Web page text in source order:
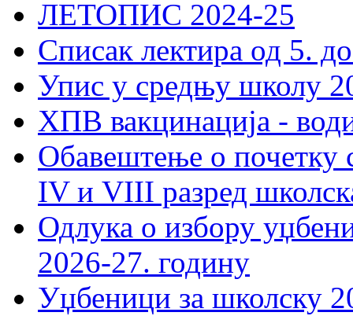
ЛЕТОПИС 2024-25
Списак лектира од 5.
Упис у средњу школу
ХПВ вакцинација -
Обавештење о почетку
IV и VIII разред
Одлука о избору
2026-27. годину
Уџбеници за школску